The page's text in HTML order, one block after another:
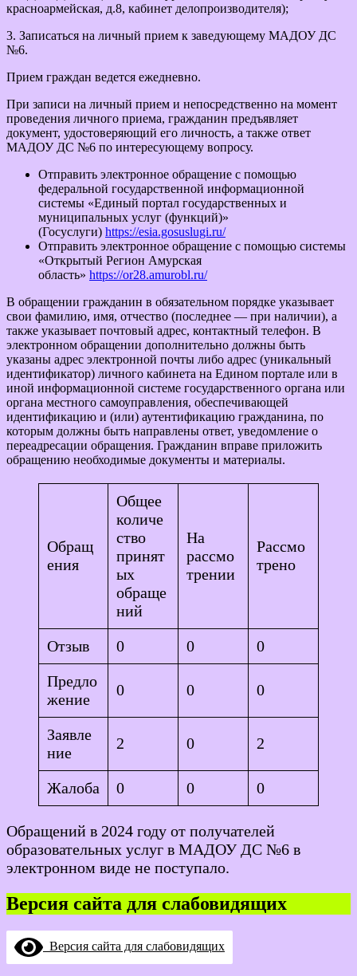
красноармейская, д.8, кабинет делопроизводителя);
3. Записаться на личный прием к заведующему МАДОУ ДС
№6.
Прием граждан ведется ежедневно.
При записи на личный прием и непосредственно на момент
проведения личного приема, гражданин предъявляет
документ, удостоверяющий его личность, а также ответ
МАДОУ ДС №6 по интересующему вопросу.
Отправить электронное обращение с помощью
федеральной государственной информационной
системы «Единый портал государственных и
муниципальных услуг (функций)»
(Госуслуги) https://esia.gosuslugi.ru/
Отправить электронное обращение с помощью системы
«Открытый Регион Амурская
область» https://or28.amurobl.ru/
В обращении гражданин в обязательном порядке указывает
свои фамилию, имя, отчество (последнее — при наличии), а
также указывает почтовый адрес, контактный телефон. В
электронном обращении дополнительно должны быть
указаны адрес электронной почты либо адрес (уникальный
идентификатор) личного кабинета на Едином портале или в
иной информационной системе государственного органа или
органа местного самоуправления, обеспечивающей
идентификацию и (или) аутентификацию гражданина, по
которым должны быть направлены ответ, уведомление о
переадресации обращения. Гражданин вправе приложить
обращению необходимые документы и материалы.
Обращ
ения
Общее
количе
ство
принят
ых
обраще
ний
На
рассмо
трении
Рассмо
трено
Отзыв 0 0
0
Предло
жение
0 0 0
Заявле
ние
2 0 2
Жалоба 0 0 0
Обращений в 2024 году от получателей
образовательных услуг в МАДОУ ДС №6 в
электронном виде не поступало.
Версия сайта для слабовидящих
Версия сайта для слабовидящих